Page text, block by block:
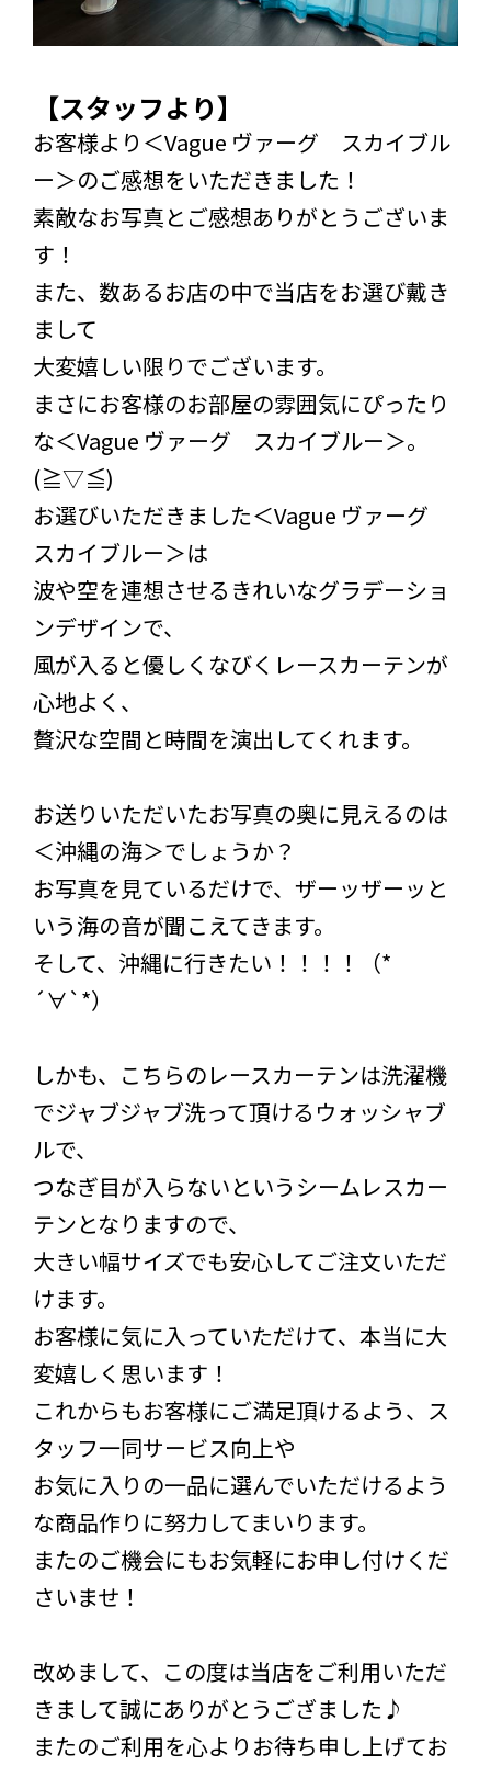
【スタッフより】
お客様より＜Vague ヴァーグ スカイブル
ー＞のご感想をいただきました！
素敵なお写真とご感想ありがとうございま
す！
また、数あるお店の中で当店をお選び戴き
まして
大変嬉しい限りでございます。
まさにお客様のお部屋の雰囲気にぴったり
な＜Vague ヴァーグ スカイブルー＞。
(≧▽≦)
お選びいただきました＜Vague ヴァーグ
スカイブルー＞は
波や空を連想させるきれいなグラデーショ
ンデザインで、
風が入ると優しくなびくレースカーテンが
心地よく、
贅沢な空間と時間を演出してくれます。
お送りいただいたお写真の奥に見えるのは
＜沖縄の海＞でしょうか？
お写真を見ているだけで、ザーッザーッと
いう海の音が聞こえてきます。
そして、沖縄に行きたい！！！！（*
´∀`*）
しかも、こちらのレースカーテンは洗濯機
でジャブジャブ洗って頂けるウォッシャブ
ルで、
つなぎ目が入らないというシームレスカー
テンとなりますので、
大きい幅サイズでも安心してご注文いただ
けます。
お客様に気に入っていただけて、本当に大
変嬉しく思います！
これからもお客様にご満足頂けるよう、ス
タッフ一同サービス向上や
お気に入りの一品に選んでいただけるよう
な商品作りに努力してまいります。
またのご機会にもお気軽にお申し付けくだ
さいませ！
改めまして、この度は当店をご利用いただ
きまして誠にありがとうござました♪
またのご利用を心よりお待ち申し上げてお